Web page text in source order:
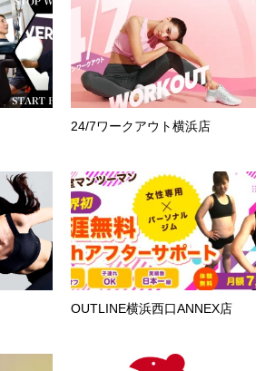
24/7ワークアウト横浜店
OUTLINE横浜西口ANNEX店